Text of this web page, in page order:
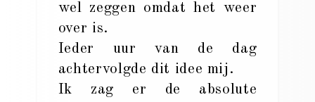
wel zeggen omdat het weer
over is.
Ieder uur van de dag
achtervolgde dit idee mij.
Ik zag er de absolute